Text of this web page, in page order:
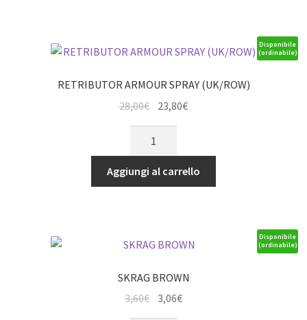
Disponibile
(ordinabile)
RETRIBUTOR ARMOUR SPRAY (UK/ROW)
28,00€
originale
era:
28,00€.
23,80€Il
è:
23,80€.
SPRAY
(UK/ROW)
Aggiungi al carrello
Disponibile
(ordinabile)
SKRAG BROWN
3,60€
prezzo
3,06€Il